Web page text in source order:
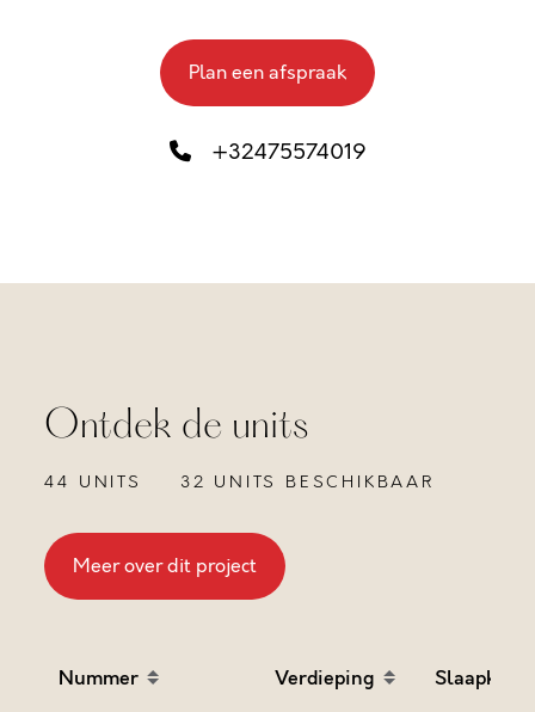
Plan een afspraak
+32475574019
Ontdek de units
44 UNITS 32 UNITS BESCHIKBAAR
Meer over dit project
Nummer
Sort table by Nummer in descending order
Verdieping
Sort table by